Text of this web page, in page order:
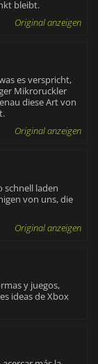
bleibt.
Original anzeigen
es verspricht,
Mikroruckler
diese Art von
Original anzeigen
schnell laden
von uns, die
Original anzeigen
y juegos,
ideas de Xbox